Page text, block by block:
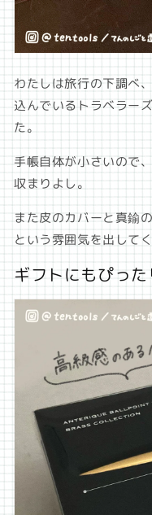
わたしは旅行の下調べ
込んでいるトラベラー
た。
手帳自体が小さいので
収まりよし。
また皮のカバーと真鍮
という雰囲気を出して
ギフトにもぴった